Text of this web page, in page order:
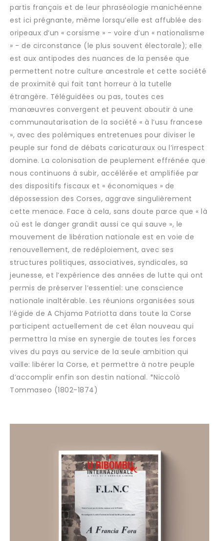
partis français et de leur phraséologie manichéenne
est ici prégnante, même lorsqu’elle est affublée des
oripeaux d’un « corsisme » - voire d’un « nationalisme
» - de circonstance (le plus souvent électorale); elle
est aux antipodes des nuances de la pensée que
permettent notre culture ancestrale et cette société
de proximité qui fait tant horreur à la tutelle
étrangère. Téléguidées ou pas, toutes ces
manœuvres convergent et peuvent aboutir à une
communautarisation de la société « à l’usu francese
», avec des polémiques entretenues pour diviser le
peuple sur fond de débats caricaturaux ou l’irrespect
domine. La colonisation de peuplement effrénée que
nous continuons à subir, accélérée et amplifiée par
des dispositifs fiscaux et « économiques » de
dépossession des Corses, aggrave singulièrement
cette menace. Face à cela, sans doute parce que « là
où est le danger grandit aussi ce qui sauve », le
mouvement de libération nationale est en voie de
renouvellement, de redéploiement, avec ses
structures politiques, associatives, syndicales, sa
jeunesse, et l’expérience des années de lutte qui ont
permis de préserver l’essentiel: une conscience
nationale inaltérable. Les réunions organisées sous
l’égide de A Chjama Patriotta dans toute la Corse
participent actuellement de cet élan nouveau qui
permettra la mise en synergie de toutes les forces
vives du pays au service de la seule ambition qui
vaille: libérer la Corse, et permettre à notre peuple
d’accomplir enfin son destin national. *Niccolò
Tommaseo (1802-1874)